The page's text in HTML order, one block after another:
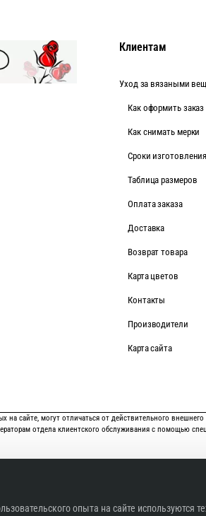
опыта на сайте используются
красные!
Клиентам
Уход за вязаными
Как оформить заказ
Как снимать мерки
Cроки изготовления
Таблица размеров
Оплата заказа
Доставка
Возврат товара
Карта цветов
Контакты
Производители
Карта сайта
сайте, могут отличаться от действительного
отдела клиентского обслуживания с помощью